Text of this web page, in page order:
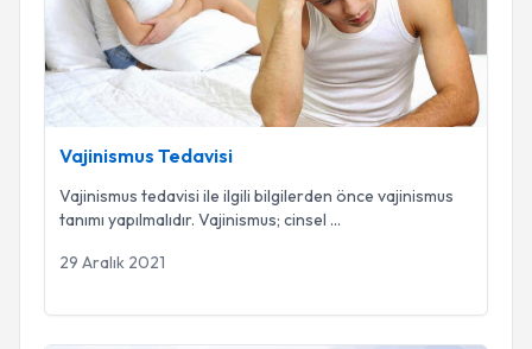
Vajinismus Tedavisi
Vajinismus tedavisi ile ilgili bilgilerden önce vajinismus
tanımı yapılmalıdır. Vajinismus; cinsel ...
29 Aralık 2021